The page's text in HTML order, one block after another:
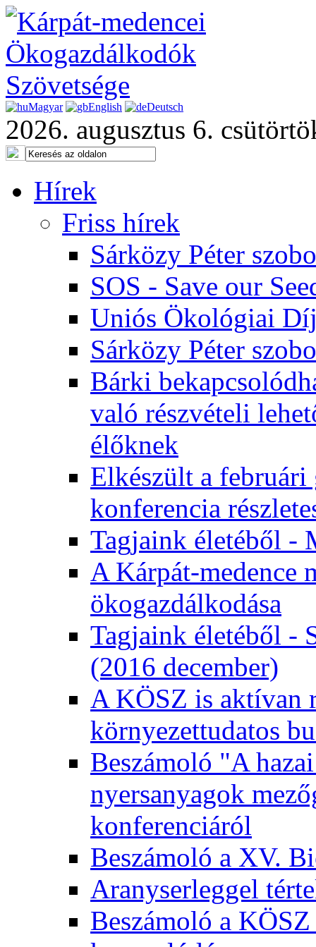
Magyar English Deutsch
2026. augusztus 6.
Hírek
Friss hírek
Sárközy Péter
SOS - Save our
Uniós Ökológiai
Sárközy Péter
Bárki
való részvételi
élőknek
Elkészült a
konferencia
Tagjaink életéből -
A Kárpát-medence
ökogazdálkodása
Tagjaink életéből -
(2016 december)
A KÖSZ is aktívan
környezettudatos
Beszámoló "A
nyersanyagok
konferenciáról
Beszámoló a XV.
Aranyserleggel
Beszámoló a